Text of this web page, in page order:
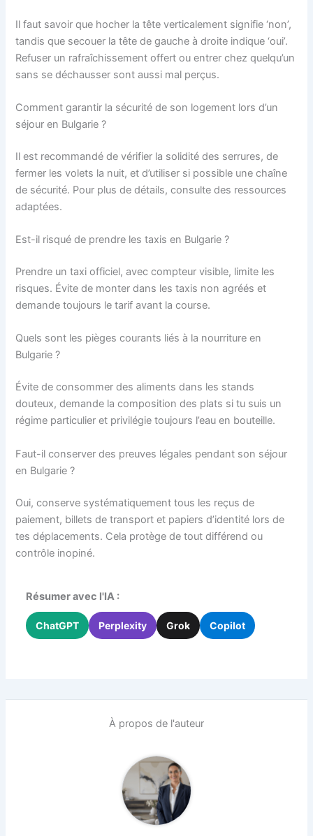
Il faut savoir que hocher la tête verticalement signifie ‘non’,
tandis que secouer la tête de gauche à droite indique ‘oui’.
Refuser un rafraîchissement offert ou entrer chez quelqu’un
sans se déchausser sont aussi mal perçus.
Comment garantir la sécurité de son logement lors d’un
séjour en Bulgarie ?
Il est recommandé de vérifier la solidité des serrures, de
fermer les volets la nuit, et d’utiliser si possible une chaîne
de sécurité. Pour plus de détails, consulte des ressources
adaptées.
Est-il risqué de prendre les taxis en Bulgarie ?
Prendre un taxi officiel, avec compteur visible, limite les
risques. Évite de monter dans les taxis non agréés et
demande toujours le tarif avant la course.
Quels sont les pièges courants liés à la nourriture en
Bulgarie ?
Évite de consommer des aliments dans les stands
douteux, demande la composition des plats si tu suis un
régime particulier et privilégie toujours l’eau en bouteille.
Faut-il conserver des preuves légales pendant son séjour
en Bulgarie ?
Oui, conserve systématiquement tous les reçus de
paiement, billets de transport et papiers d’identité lors de
tes déplacements. Cela protège de tout différend ou
contrôle inopiné.
Résumer avec l'IA :
ChatGPT Perplexity Grok Copilot
À propos de l'auteur